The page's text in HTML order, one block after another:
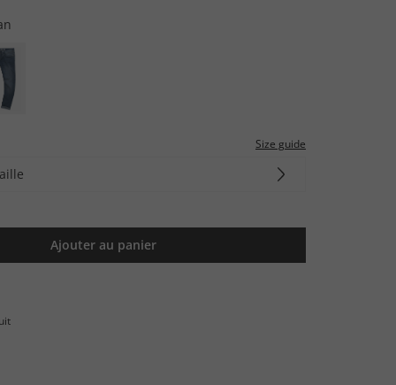
Size guide
Ajouter au panier